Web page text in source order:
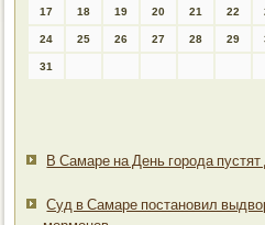
17 18 19 20 21 22
24 25 26 27 28 29
31
В Самаре на День города
Суд в Самаре постановил